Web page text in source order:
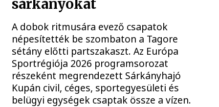
sárkányokat
A dobok ritmusára evező csapatok
népesítették be szombaton a Tagore
sétány előtti partszakaszt. Az Európa
Sportrégiója 2026 programsorozat
részeként megrendezett Sárkányhajó
Kupán civil, céges, sportegyesületi és
belügyi egységek csaptak össze a vízen.